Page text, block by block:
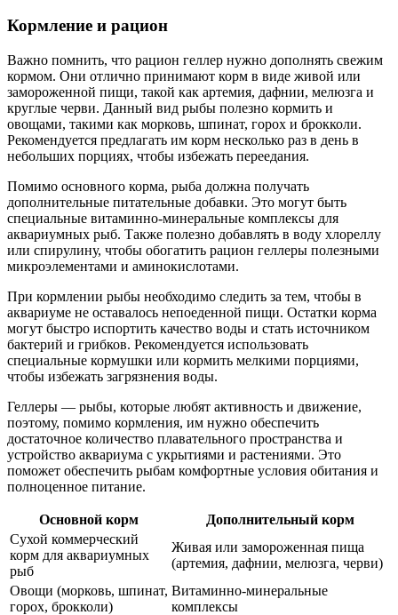
Кормление и рацион
Важно помнить, что рацион геллер нужно дополнять свежим
кормом. Они отлично принимают корм в виде живой или
замороженной пищи, такой как артемия, дафнии, мелюзга и
круглые черви. Данный вид рыбы полезно кормить и
овощами, такими как морковь, шпинат, горох и брокколи.
Рекомендуется предлагать им корм несколько раз в день в
небольших порциях, чтобы избежать переедания.
Помимо основного корма, рыба должна получать
дополнительные питательные добавки. Это могут быть
специальные витаминно-минеральные комплексы для
аквариумных рыб. Также полезно добавлять в воду хлореллу
или спирулину, чтобы обогатить рацион геллеры полезными
микроэлементами и аминокислотами.
При кормлении рыбы необходимо следить за тем, чтобы в
аквариуме не оставалось непоеденной пищи. Остатки корма
могут быстро испортить качество воды и стать источником
бактерий и грибков. Рекомендуется использовать
специальные кормушки или кормить мелкими порциями,
чтобы избежать загрязнения воды.
Геллеры — рыбы, которые любят активность и движение,
поэтому, помимо кормления, им нужно обеспечить
достаточное количество плавательного пространства и
устройство аквариума с укрытиями и растениями. Это
поможет обеспечить рыбам комфортные условия обитания и
полноценное питание.
Основной корм
Дополнительный корм
Сухой коммерческий
корм для аквариумных
рыб
Живая или замороженная пища
(артемия, дафнии, мелюзга, черви)
Овощи (морковь, шпинат,
горох, брокколи)
Витаминно-минеральные
комплексы